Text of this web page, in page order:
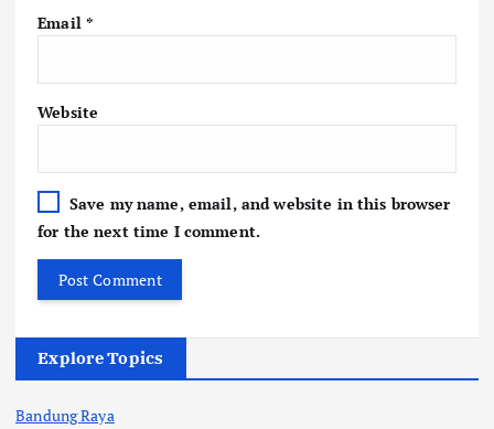
Email *
Website
Save my name, email, and website in this browser
for the next time I comment.
Explore Topics
Bandung Raya